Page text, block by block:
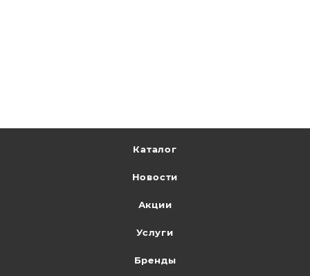
Каталог
Новости
Акции
Услуги
Бренды